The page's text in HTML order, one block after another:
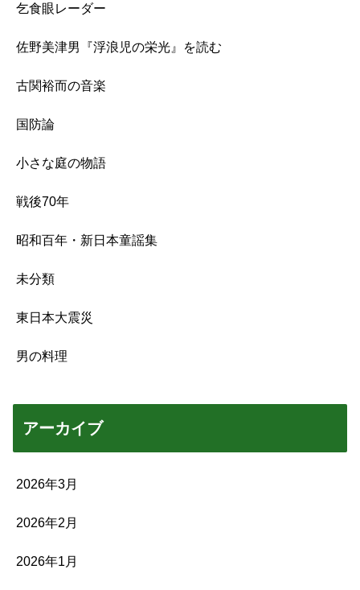
乞食眼レーダー
佐野美津男『浮浪児の栄光』を読む
古関裕而の音楽
国防論
小さな庭の物語
戦後70年
昭和百年・新日本童謡集
未分類
東日本大震災
男の料理
アーカイブ
2026年3月
2026年2月
2026年1月